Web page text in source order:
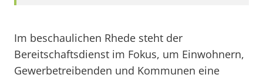
Im beschaulichen Rhede steht der
Bereitschaftsdienst im Fokus, um Einwohnern,
Gewerbetreibenden und Kommunen eine